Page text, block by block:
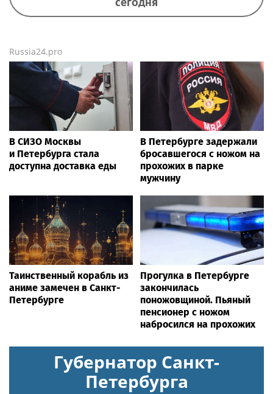
Russia24.pro
В СИЗО Москвы
и Петербурга стала
доступна доставка еды
В Петербурге задержали
бросавшегося с ножом на
прохожих в парке
мужчину
Таинственный корабль из
аниме замечен в Санкт-
Петербурге
Прогулка в Петербурге
закончилась
поножовщиной. Пьяный
пенсионер с ножом
набросился на прохожих
Губернатор Санкт-
Петербурга